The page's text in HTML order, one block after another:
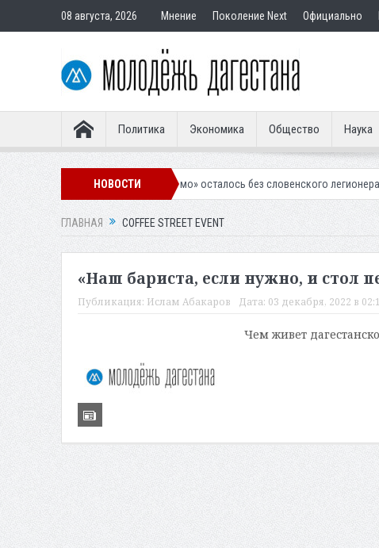
08 августа, 2026 Мнение Поколение Next Официально
Политика Экономика Общество Наука
НОВОСТИ
«Динамо» осталось без словенского легионера Вынесен
ГЛАВНАЯ COFFEE STREET EVENT
«Наш бариста, если нужно, и стол
Публикация: Ислам Абакаров Дата: 03 декабря, 2022 в
Чем живет